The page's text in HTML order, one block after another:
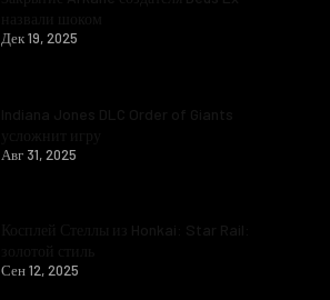
Дек 19, 2025
Авг 31, 2025
Сен 12, 2025